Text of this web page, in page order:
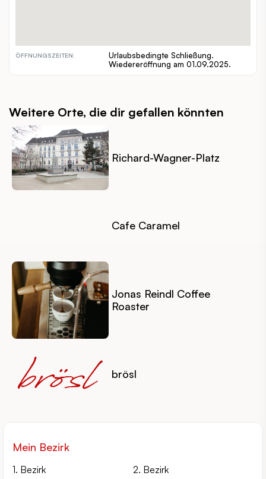
ÖFFNUNGSZEITEN:
Urlaubsbedingte Schließung.
Wiedereröffnung am 01.09.2025.
Weitere Orte, die dir gefallen könnten
Richard-Wagner-Platz
Cafe Caramel
Jonas Reindl Coffee
Roaster
brösl
Mein Bezirk
1. Bezirk
2. Bezirk